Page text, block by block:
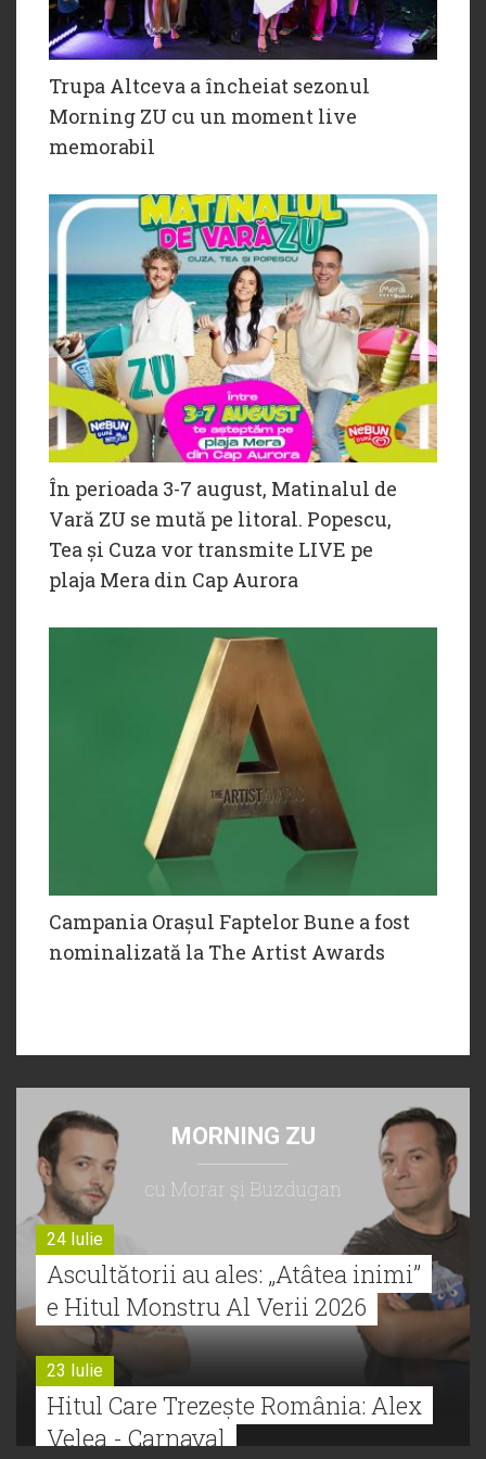
Trupa Altceva a încheiat sezonul
Morning ZU cu un moment live
memorabil
În perioada 3-7 august, Matinalul de
Vară ZU se mută pe litoral. Popescu,
Tea și Cuza vor transmite LIVE pe
plaja Mera din Cap Aurora
Campania Orașul Faptelor Bune a fost
nominalizată la The Artist Awards
MORNING ZU
cu Morar şi Buzdugan
24 Iulie
Ascultătorii au ales: „Atâtea inimi”
e Hitul Monstru Al Verii 2026
23 Iulie
Hitul Care Trezește România: Alex
Velea - Carnaval